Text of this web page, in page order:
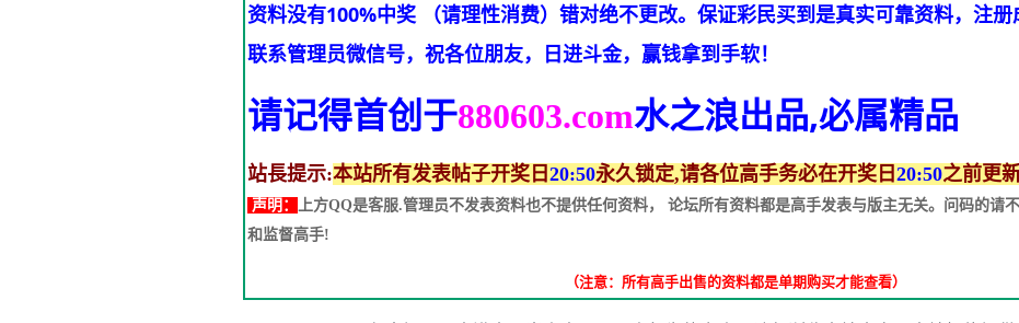
资料没有100%中奖 （请理性消费）错对绝不更改。保证彩民买到是真实可靠资料，注
联系管理员微信号，祝各位朋友，日进斗金，赢钱拿到手软！
请记得首创于880603.com水之浪出品,必属精品
站長提示:本站所有发表帖子开奖日 20:50永久锁定,请各位高手务必在开奖日 20:50之前更
声明： 上方QQ是客服.管理员不发表资料也不提供任何资料， 论坛所有资料都是高手发表与版主无关。问码的请
和监督高手!
（注意：所有高手出售的资料都是单期购买才能查看）